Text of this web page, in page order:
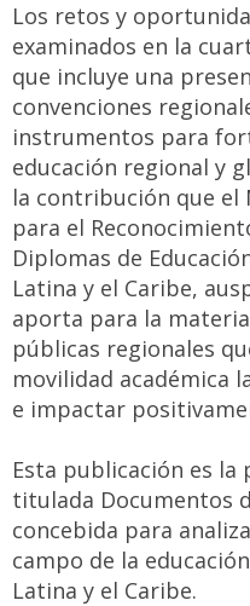
Los retos y
examinados en la
que incluye una
convenciones
instrumentos para
educación regional y
la contribución que el
para el
Diplomas de
Latina y el Caribe,
aporta para la
públicas regionales
movilidad académica
e impactar
Esta publicación es la
titulada Documentos
concebida para
campo de la
Latina y el Caribe.